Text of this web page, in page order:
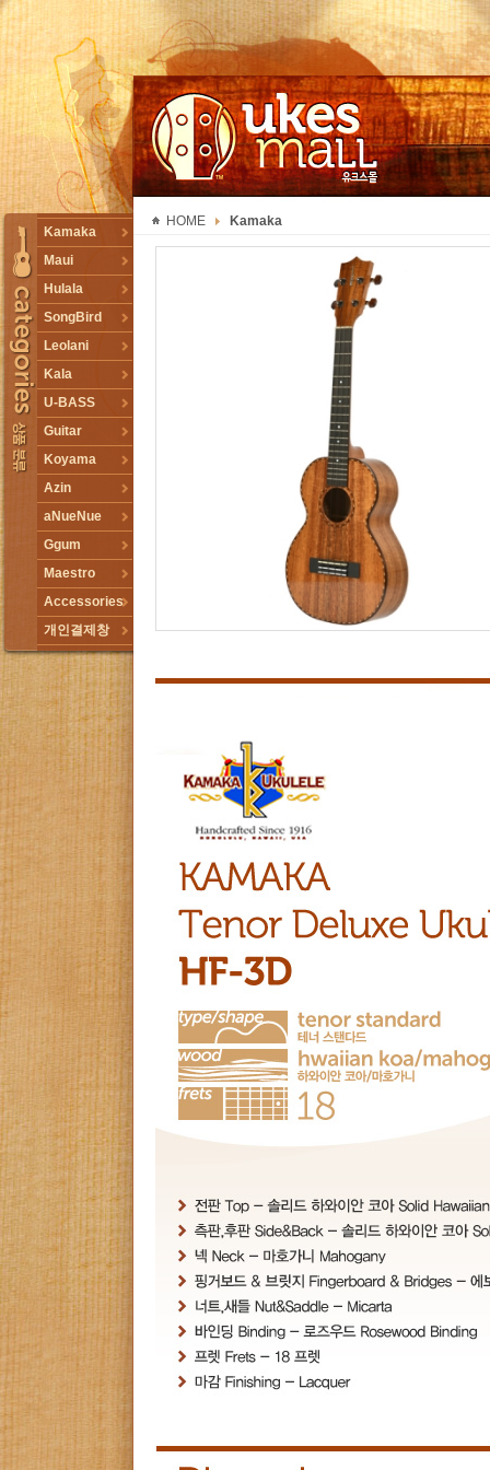
TOGGLE
Kamaka
Maui
Hulala
SongBird
Leolani
Kala
U-BASS
Guitar
Koyama
Azin
aNueNue
Ggum
Maestro
Accessories
개인결제창
HOME Kamaka